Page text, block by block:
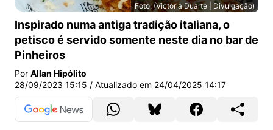
Foto: (Victoria Duarte | Divulgação)
Todo dia 29 de cada mês prove a Lasanha da Fortuna
Inspirado numa antiga tradição italiana, o
petisco é servido somente neste dia no bar de
Pinheiros
Por Allan Hipólito
28/09/2023 15:15 / Atualizado em 24/04/2025 14:17